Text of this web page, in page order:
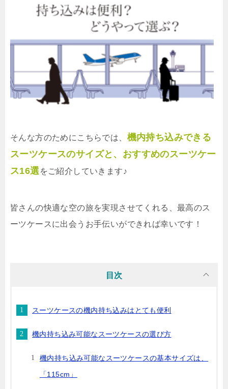
そんな方のためにこちらでは、 機内持ち込みできる
スーツケースのサイズと、おすすめのスーツケー
ス16選 をご紹介していきます♪
皆さんの快適な空の旅を実現させてくれる、最高のス
ーツケースに出会うお手伝いができれば幸いです！
目次
スーツケースの機内持ち込みはとても便利
機内持ち込み可能なスーツケースの選び方
機内持ち込み可能なスーツケースの基本サイズは、
「115cm」